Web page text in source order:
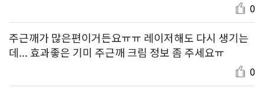
0
주근깨가 많은편이거든요ㅠㅠ 레이저해도 다시 생기는
데... 효과좋은 기미 주근깨 크림 정보 좀 주세요ㅠ
0